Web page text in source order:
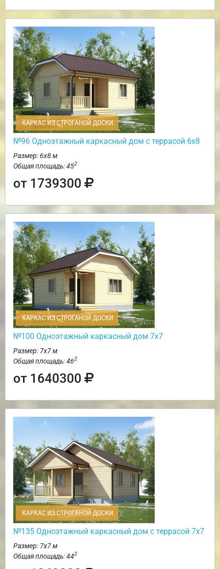
КАРКАС ИЗ СТРОГАНОЙ ДОСКИ
№96 Одноэтажный каркасный дом с террасой 6х8
Размер: 6х8 м
Общая площадь: 452
от 1739300
КАРКАС ИЗ СТРОГАНОЙ ДОСКИ
№100 Одноэтажный каркасный дом 7х7
Размер: 7х7 м
Общая площадь: 462
от 1640300
КАРКАС ИЗ СТРОГАНОЙ ДОСКИ
№135 Одноэтажный каркасный дом с террасой 7х7
Размер: 7х7 м
Общая площадь: 442